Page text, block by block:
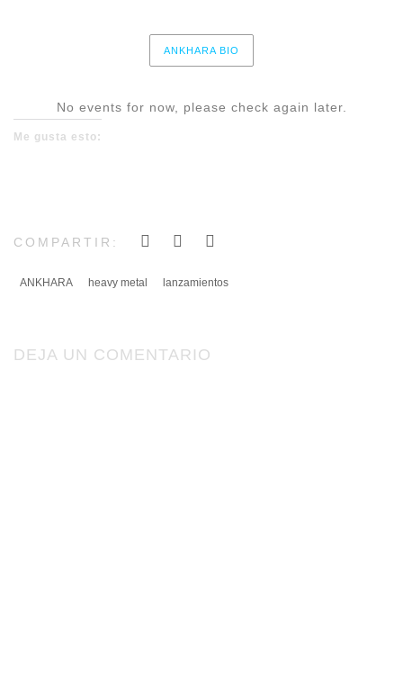
ANKHARA BIO
No events for now, please check again later.
Me gusta esto:
COMPARTIR:
ANKHARA heavy metal lanzamientos
DEJA UN COMENTARIO